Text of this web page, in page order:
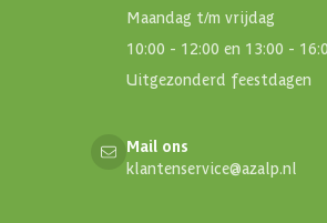
Maandag t/m vrijdag
10:00 - 12:00 en 13:00 -
Uitgezonderd feestdagen
Mail ons
klantenservice@azalp.nl